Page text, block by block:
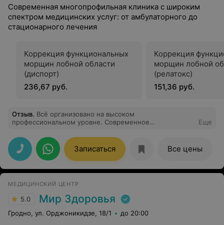
Современная многопрофильная клиника с широким
спектром медицинских услуг: от амбулаторного до
стационарного лечения
Коррекция функциональных
морщин лобной области
(диспорт)
236,67 руб.
Коррекция
морщин лобной
(релатокс)
151,36 руб.
Отзыв. Всё организовано на высоком
профессиональном уровне. Современное
квалифицированный персонал, комфортные условия
для пациентов – всё это способствовало
положительному впечатлению о прохождении курса
обследования. Если возникнет необходимость ещё раз
обратиться - несомненно, выберу данную клинику. И
порекомендую при необходимости обратиться за
медицинской помощью в Гродненскую
университетскую клинику.
Еще
Записаться Все цены
МЕДИЦИНСКИЙ ЦЕНТР
5.0 Мир Здоровья
Гродно, ул. Орджоникидзе, 18/1 до 20:00